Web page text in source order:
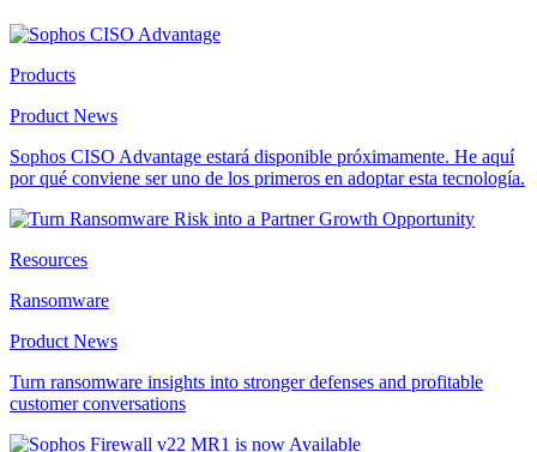
Products
Product News
Sophos CISO Advantage estará disponible próximamente. He aquí
por qué conviene ser uno de los primeros en adoptar esta tecnología.
Resources
Ransomware
Product News
Turn ransomware insights into stronger defenses and profitable
customer conversations